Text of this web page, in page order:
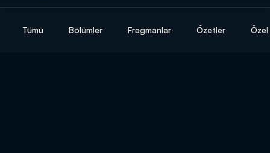
Tümü Bölümler Fragmanlar Özetler